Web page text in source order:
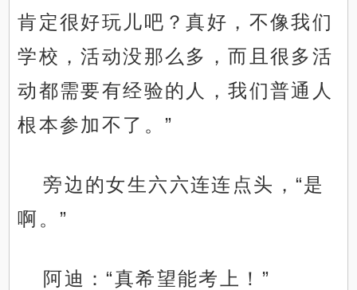
肯定很好玩儿吧？真好，不像我们
学校，活动没那么多，而且很多活
动都需要有经验的人，我们普通人
根本参加不了。”
旁边的女生六六连连点头，“是
啊。”
阿迪：“真希望能考上！”